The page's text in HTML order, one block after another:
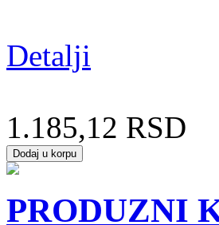
Detalji
1.185,12 RSD
PRODUZNI